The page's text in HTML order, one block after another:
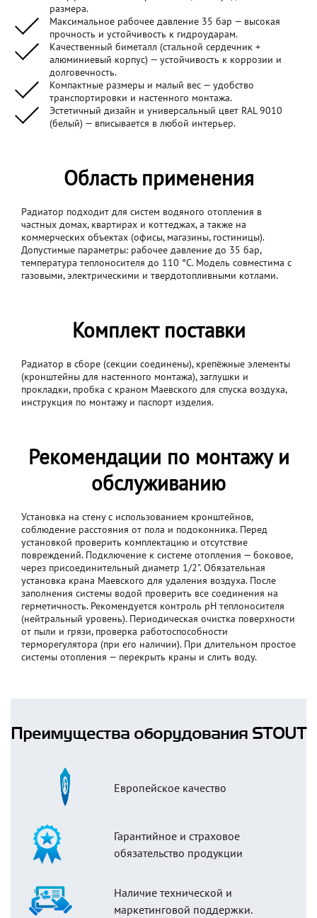
размера.
Максимальное рабочее давление 35 бар — высокая
прочность и устойчивость к гидроударам.
Качественный биметалл (стальной сердечник +
алюминиевый корпус) — устойчивость к коррозии и
долговечность.
Компактные размеры и малый вес — удобство
транспортировки и настенного монтажа.
Эстетичный дизайн и универсальный цвет RAL 9010
(белый) — вписывается в любой интерьер.
Область применения
Радиатор подходит для систем водяного отопления в
частных домах, квартирах и коттеджах, а также на
коммерческих объектах (офисы, магазины, гостиницы).
Допустимые параметры: рабочее давление до 35 бар,
температура теплоносителя до 110 °C. Модель совместима с
газовыми, электрическими и твердотопливными котлами.
Комплект поставки
Радиатор в сборе (секции соединены), крепёжные элементы
(кронштейны для настенного монтажа), заглушки и
прокладки, пробка с краном Маевского для спуска воздуха,
инструкция по монтажу и паспорт изделия.
Рекомендации по монтажу и
обслуживанию
Установка на стену с использованием кронштейнов,
соблюдение расстояния от пола и подоконника. Перед
установкой проверить комплектацию и отсутствие
повреждений. Подключение к системе отопления — боковое,
через присоединительный диаметр 1/2". Обязательная
установка крана Маевского для удаления воздуха. После
заполнения системы водой проверить все соединения на
герметичность. Рекомендуется контроль pH теплоносителя
(нейтральный уровень). Периодическая очистка поверхности
от пыли и грязи, проверка работоспособности
терморегулятора (при его наличии). При длительном простое
системы отопления — перекрыть краны и слить воду.
Преимущества оборудования STOUT
Европейское качество
Гарантийное и страховое
обязательство продукции
Наличие технической и
маркетинговой поддержки.